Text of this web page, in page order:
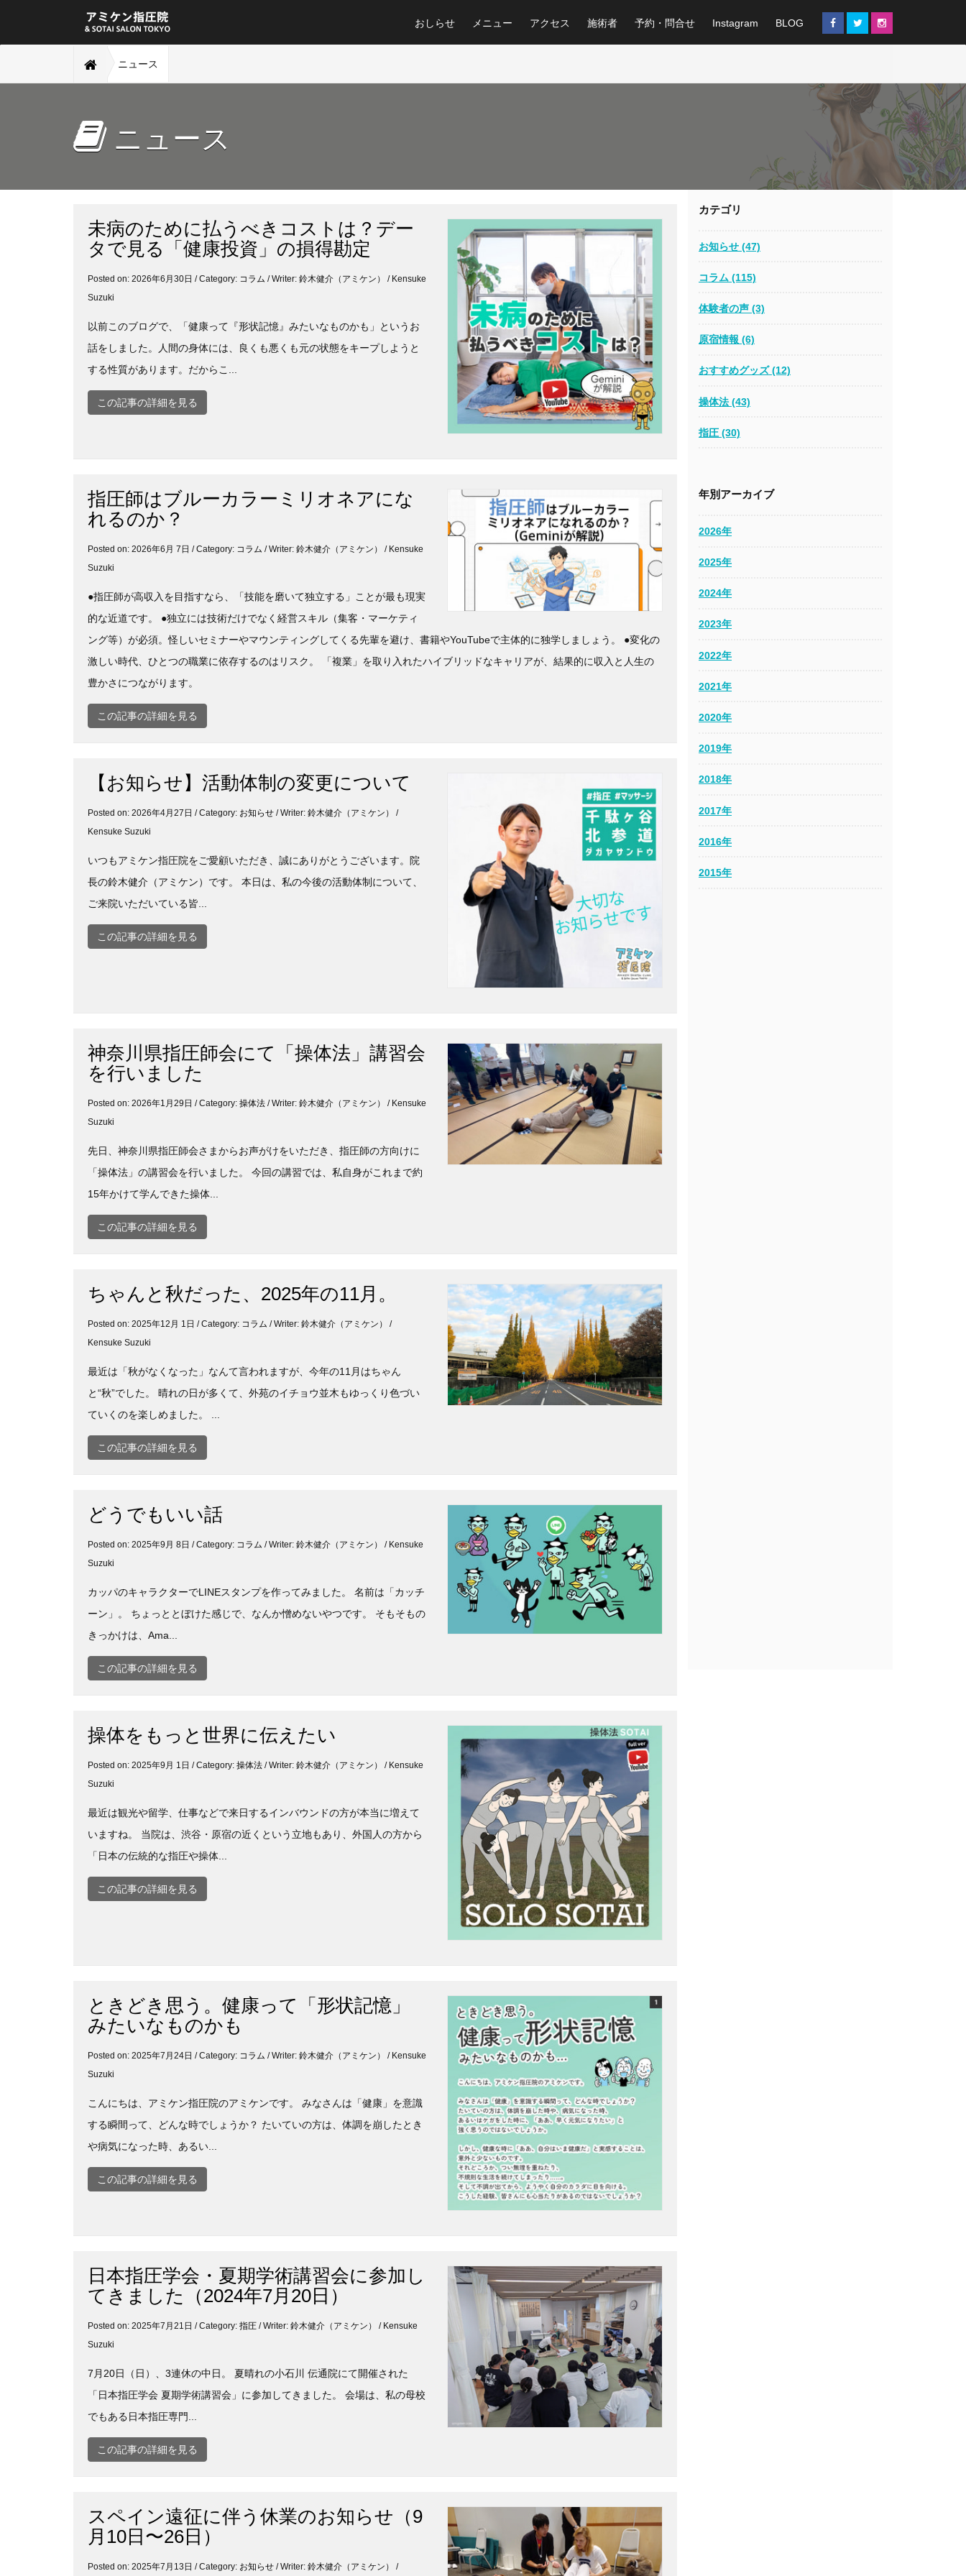
おしらせ メニュー アクセス 施術者 予約・問合せ Instagram BLOG
ニュース
ニュース
未病のために払うべきコストは？デー
タで見る「健康投資」の損得勘定
Posted on: 2026年6月30日 / Category: コラム / Writer: 鈴木健介（アミケン） / Kensuke
Suzuki
以前このブログで、「健康って『形状記憶』みたいなものかも」というお
話をしました。人間の身体には、良くも悪くも元の状態をキープしようと
する性質があります。だからこ...
この記事の詳細を見る
指圧師はブルーカラーミリオネアにな
れるのか？
Posted on: 2026年6月 7日 / Category: コラム / Writer: 鈴木健介（アミケン） / Kensuke
Suzuki
●指圧師が高収入を目指すなら、「技能を磨いて独立する」ことが最も現実
的な近道です。 ●独立には技術だけでなく経営スキル（集客・マーケティ
ング等）が必須。怪しいセミナーやマウンティングしてくる先輩を避け、書籍やYouTubeで主体的に独学しましょう。 ●変化の
激しい時代、ひとつの職業に依存するのはリスク。 「複業」を取り入れたハイブリッドなキャリアが、結果的に収入と人生の
豊かさにつながります。
この記事の詳細を見る
【お知らせ】活動体制の変更について
Posted on: 2026年4月27日 / Category: お知らせ / Writer: 鈴木健介（アミケン） /
Kensuke Suzuki
​いつもアミケン指圧院をご愛顧いただき、誠にありがとうございます。院
長の鈴木健介（アミケン）です。 ​本日は、私の今後の活動体制について、
ご来院いただいている皆...
この記事の詳細を見る
神奈川県指圧師会にて「操体法」講習会
を行いました
Posted on: 2026年1月29日 / Category: 操体法 / Writer: 鈴木健介（アミケン） / Kensuke
Suzuki
先日、神奈川県指圧師会さまからお声がけをいただき、指圧師の方向けに
「操体法」の講習会を行いました。 今回の講習では、私自身がこれまで約
15年かけて学んできた操体...
この記事の詳細を見る
ちゃんと秋だった、2025年の11月。
Posted on: 2025年12月 1日 / Category: コラム / Writer: 鈴木健介（アミケン） /
Kensuke Suzuki
最近は「秋がなくなった」なんて言われますが、今年の11月はちゃん
と“秋”でした。 晴れの日が多くて、外苑のイチョウ並木もゆっくり色づい
ていくのを楽しめました。 ...
この記事の詳細を見る
どうでもいい話
Posted on: 2025年9月 8日 / Category: コラム / Writer: 鈴木健介（アミケン） / Kensuke
Suzuki
カッパのキャラクターでLINEスタンプを作ってみました。 名前は「カッチ
ーン」。 ちょっととぼけた感じで、なんか憎めないやつです。 そもそもの
きっかけは、Ama...
この記事の詳細を見る
操体をもっと世界に伝えたい
Posted on: 2025年9月 1日 / Category: 操体法 / Writer: 鈴木健介（アミケン） / Kensuke
Suzuki
最近は観光や留学、仕事などで来日するインバウンドの方が本当に増えて
いますね。 当院は、渋谷・原宿の近くという立地もあり、外国人の方から
「日本の伝統的な指圧や操体...
この記事の詳細を見る
ときどき思う。健康って「形状記憶」
みたいなものかも
Posted on: 2025年7月24日 / Category: コラム / Writer: 鈴木健介（アミケン） / Kensuke
Suzuki
こんにちは、アミケン指圧院のアミケンです。 みなさんは「健康」を意識
する瞬間って、どんな時でしょうか？ たいていの方は、体調を崩したとき
や病気になった時、あるい...
この記事の詳細を見る
日本指圧学会・夏期学術講習会に参加し
てきました（2024年7月20日）
Posted on: 2025年7月21日 / Category: 指圧 / Writer: 鈴木健介（アミケン） / Kensuke
Suzuki
7月20日（日）、3連休の中日。 夏晴れの小石川 伝通院にて開催された
「日本指圧学会 夏期学術講習会」に参加してきました。 会場は、私の母校
でもある日本指圧専門...
この記事の詳細を見る
スペイン遠征に伴う休業のお知らせ（9
月10日〜26日）
Posted on: 2025年7月13日 / Category: お知らせ / Writer: 鈴木健介（アミケン） /
カテゴリ
お知らせ (47)
コラム (115)
体験者の声 (3)
原宿情報 (6)
おすすめグッズ (12)
操体法 (43)
指圧 (30)
年別アーカイブ
2026年
2025年
2024年
2023年
2022年
2021年
2020年
2019年
2018年
2017年
2016年
2015年